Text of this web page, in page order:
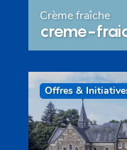
Crème fraîche
creme-
Offres &